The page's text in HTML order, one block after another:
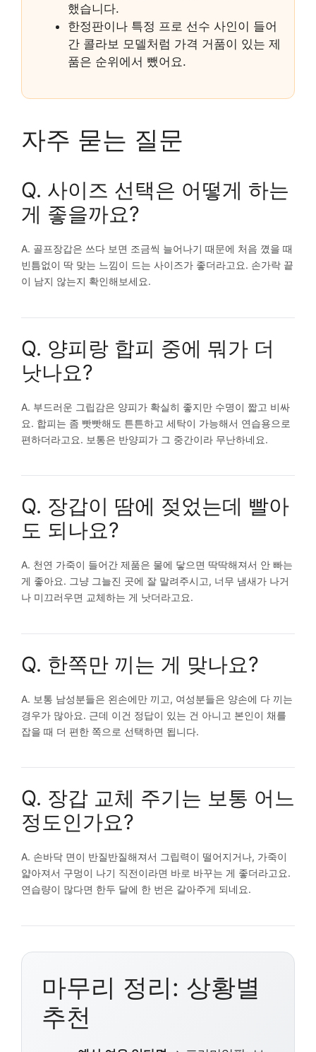
했습니다.
한정판이나 특정 프로 선수 사인이 들어
간 콜라보 모델처럼 가격 거품이 있는 제
품은 순위에서 뺐어요.
자주 묻는 질문
Q. 사이즈 선택은 어떻게 하는
게 좋을까요?
A. 골프장갑은 쓰다 보면 조금씩 늘어나기 때문에 처음 꼈을 때
빈틈없이 딱 맞는 느낌이 드는 사이즈가 좋더라고요. 손가락 끝
이 남지 않는지 확인해보세요.
Q. 양피랑 합피 중에 뭐가 더
낫나요?
A. 부드러운 그립감은 양피가 확실히 좋지만 수명이 짧고 비싸
요. 합피는 좀 빳빳해도 튼튼하고 세탁이 가능해서 연습용으로
편하더라고요. 보통은 반양피가 그 중간이라 무난하네요.
Q. 장갑이 땀에 젖었는데 빨아
도 되나요?
A. 천연 가죽이 들어간 제품은 물에 닿으면 딱딱해져서 안 빠는
게 좋아요. 그냥 그늘진 곳에 잘 말려주시고, 너무 냄새가 나거
나 미끄러우면 교체하는 게 낫더라고요.
Q. 한쪽만 끼는 게 맞나요?
A. 보통 남성분들은 왼손에만 끼고, 여성분들은 양손에 다 끼는
경우가 많아요. 근데 이건 정답이 있는 건 아니고 본인이 채를
잡을 때 더 편한 쪽으로 선택하면 됩니다.
Q. 장갑 교체 주기는 보통 어느
정도인가요?
A. 손바닥 면이 반질반질해져서 그립력이 떨어지거나, 가죽이
얇아져서 구멍이 나기 직전이라면 바로 바꾸는 게 좋더라고요.
연습량이 많다면 한두 달에 한 번은 갈아주게 되네요.
마무리 정리: 상황별
추천